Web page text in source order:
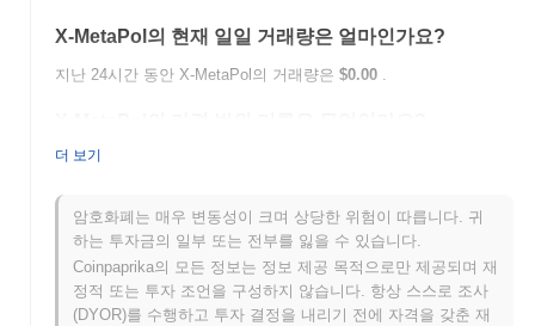
X-MetaPol의 현재 일일 거래량은 얼마인가요?
지난 24시간 동안 X-MetaPol의 거래량은 $0.00 .
역대 최고가(ATH):
X-MetaPol는 현재 ATH보다~99.75% 낮게 거래되고 있습니다 .
X-MetaPol는 더 넓은 암호화폐 시장과 비교하여 어떤
성과를 내고 있나요?
더 보기
암호화폐는 매우 변동성이 크며 상당한 위험이 따릅니다. 귀
하는 투자금의 일부 또는 전부를 잃을 수 있습니다.
Coinpaprika의 모든 정보는 정보 제공 목적으로만 제공되며 재
정적 또는 투자 조언을 구성하지 않습니다. 항상 스스로 조사
(DYOR)를 수행하고 투자 결정을 내리기 전에 자격을 갖춘 재